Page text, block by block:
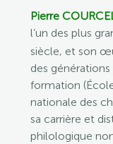
Pierre
l’un des plus
siècle, et son
des
formation
nationale des
sa carrière et
philologique